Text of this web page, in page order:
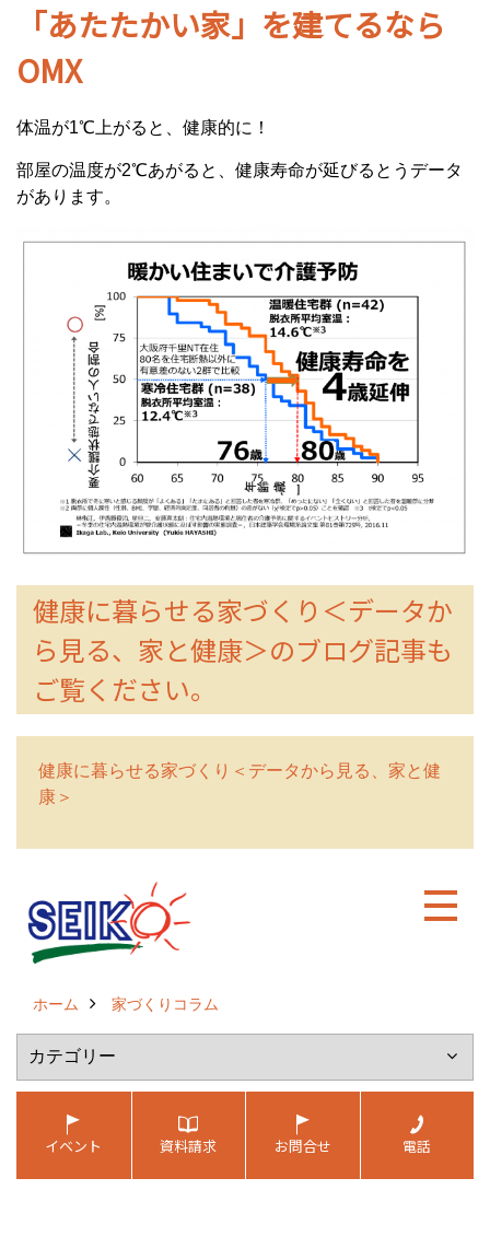
「あたたかい家」を建てるなら
OMX
体温が1℃上がると、健康的に！
部屋の温度が2℃あがると、健康寿命が延びるとうデータ
があります。
健康に暮らせる家づくり＜データか
ら見る、家と健康＞のブログ記事も
ご覧ください。
健康に暮らせる家づくり＜データから見る、家と健
康＞